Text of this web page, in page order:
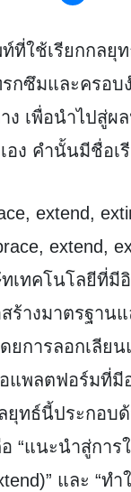
ที่ใช้เรียกกลยุ
กซึมและครอบ
ง เพื่อนำไปสู่ผ
อง คำนั้นมีชื่อเ
extend,
extend,
เทคโนโลยีที่มี
สร้างมาตรฐาน
ยการลอกเลีย
แพลตฟอร์มที่มี
ยุทธ์นี้ประกอบ
“แนะนำสู่การ
และ “ทำ